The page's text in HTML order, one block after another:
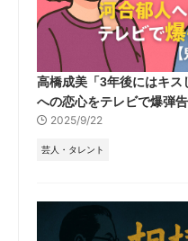
高橋成美「3年後にはキ
への恋心をテレビで爆弾
2025/9/22
芸人・タレント